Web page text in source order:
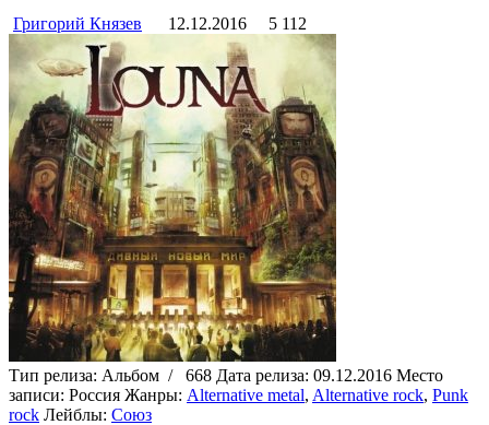
Григорий Князев 12.12.2016 5 112
Тип релиза: Альбом / 668 Дата релиза: 09.12.2016 Место
записи: Россия Жанры: Alternative metal, Alternative rock, Punk
rock Лейблы: Союз